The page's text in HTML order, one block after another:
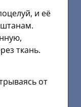
и её
ткань.
от